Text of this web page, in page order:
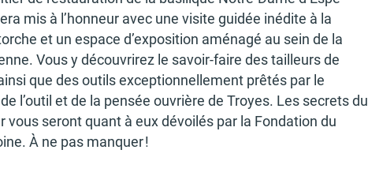
mis à l’hon­neur avec une visite guidée inédite à la
et un espace d’ex­po­si­tion aménagé au sein de la
Vous y décou­vri­rez le savoir-faire des tailleurs de
que des outils excep­tion­nel­le­ment prêtés par le
l’ou­til et de la pensée ouvrière de Troyes. Les secrets du
vous seront quant à eux dévoi­lés par la Fonda­tion du
À ne pas manquer !